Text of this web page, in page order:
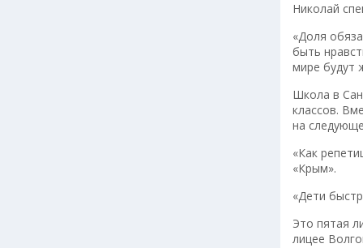
Николай
«Доля
быть
мире будут
Школа в
классов.
на
«Как
«Крым».
«Дети
Это пятая
лицее